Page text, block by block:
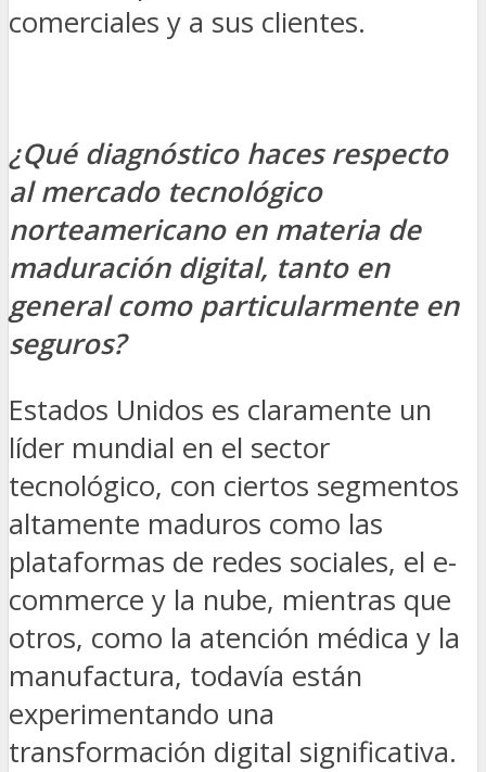
comerciales y a sus clientes.
¿Qué diagnóstico haces respecto
al mercado tecnológico
norteamericano en materia de
maduración digital, tanto en
general como particularmente en
seguros?
Estados Unidos es claramente un
líder mundial en el sector
tecnológico, con ciertos segmentos
altamente maduros como las
plataformas de redes sociales, el e-
commerce y la nube, mientras que
otros, como la atención médica y la
manufactura, todavía están
experimentando una
transformación digital significativa.